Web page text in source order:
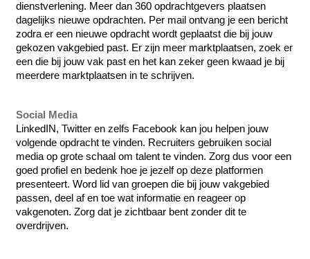
dienstverlening. Meer dan 360 opdrachtgevers plaatsen
dagelijks nieuwe opdrachten. Per mail ontvang je een bericht
zodra er een nieuwe opdracht wordt geplaatst die bij jouw
gekozen vakgebied past. Er zijn meer marktplaatsen, zoek er
een die bij jouw vak past en het kan zeker geen kwaad je bij
meerdere marktplaatsen in te schrijven.
Social Media
LinkedIN, Twitter en zelfs Facebook kan jou helpen jouw
volgende opdracht te vinden. Recruiters gebruiken social
media op grote schaal om talent te vinden. Zorg dus voor een
goed profiel en bedenk hoe je jezelf op deze platformen
presenteert. Word lid van groepen die bij jouw vakgebied
passen, deel af en toe wat informatie en reageer op
vakgenoten. Zorg dat je zichtbaar bent zonder dit te
overdrijven.